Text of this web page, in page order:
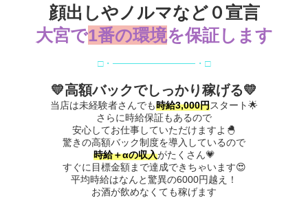
顔出しやノルマなど０宣言
大宮で1番の環境を保証します
□・────────────・□
💛高額バックでしっかり稼げる💛
当店は未経験者さんでも時給3,000円スタート🌟
さらに時給保証もあるので
安心してお仕事していただけますよ🐣
驚きの高額バック制度を導入しているので
時給＋αの収入がたくさん💗
すぐに目標金額まで達成できちゃいます😍
平均時給はなんと驚異の6000円越え！
お酒が飲めなくても稼げます